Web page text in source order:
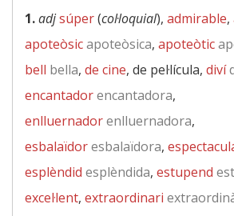
1.adjsúper(col·loquial), admirable,
apoteòsicapoteòsica, apoteòtic
bell bella, de cine, de pel·lícula, diví
encantadorencantadora,
enlluernadorenlluernadora,
esbalaïdoresbalaïdora,
esplèndid esplèndida, estupend
excel·lent, extraordinari